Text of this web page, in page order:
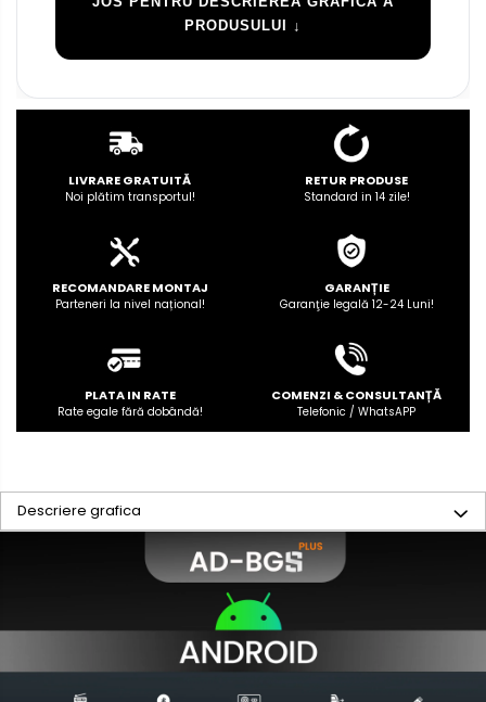
PRODUSULUI ↓
LIVRARE GRATUITĂ
Noi plătim transportul!
RETUR PRODUSE
Standard in 14 zile!
RECOMANDARE MONTAJ
Parteneri la nivel național!
GARANȚIE
Garanţie legală 12-24 Luni!
PLATA IN RATE
Rate egale fără dobândă!
COMENZI & CONSULTANȚĂ
Telefonic / WhatsAPP
Descriere grafica